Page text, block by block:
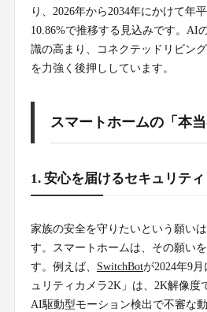
り、2026年から2034年にかけて年
10.86%で推移する見込みです。AI
識の高まり、コネクテッドリビン
を力強く後押ししています。
スマートホームの「本
1. 安心を届けるセキュリティ
家族の安全を守りたいという願い
す。スマートホームは、その願い
す。例えば、 SwitchBotが2024年9
ュリティカメラ2K」は、2K解像度
AI駆動型モーション検出で不審な